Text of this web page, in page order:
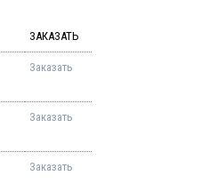
ЗАКАЗАТЬ
Заказать
Заказать
Заказать